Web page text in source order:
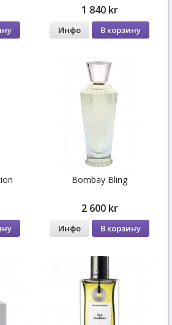
1 840 kr
Инфо В корзину
Bombay Bling
2 600 kr
Инфо В корзину